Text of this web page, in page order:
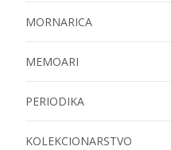
MORNARICA
MEMOARI
PERIODIKA
KOLEKCIONARSTVO